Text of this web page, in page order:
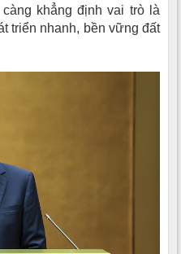
khẳng định vai trò là
triển nhanh, bền vững đất